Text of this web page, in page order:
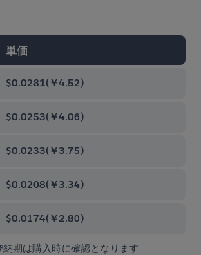
単価
$0.0281(￥4.52)
$0.0253(￥4.06)
$0.0233(￥3.75)
$0.0208(￥3.34)
$0.0174(￥2.80)
期は購入時に確認となります